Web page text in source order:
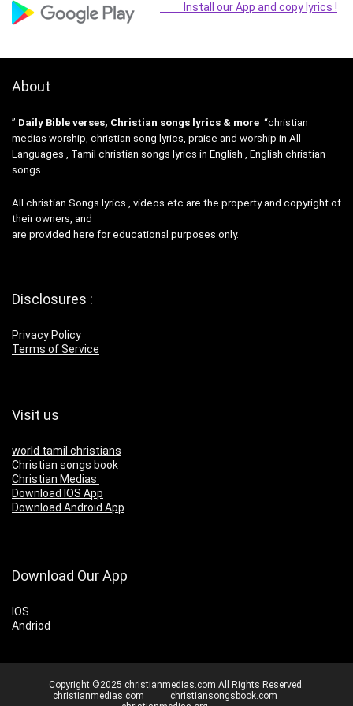
Install our App and copy lyrics !
About
” Daily Bible verses, Christian songs lyrics & more “christian
medias worship, christian song lyrics, praise and worship in All
Languages , Tamil christian songs lyrics in English , English christian
songs .
All christian Songs lyrics , videos etc are the property and copyright of
their owners, and
are provided here for educational purposes only.
Disclosures :
Privacy Policy
Terms of Service
Visit us
world tamil christians
Christian songs book
Christian Medias
Download IOS App
Download Android App
Download Our App
IOS
Andriod
Copyright ©2025 christianmedias.com All Rights Reserved.
christianmedias.com
christiansongsbook.com